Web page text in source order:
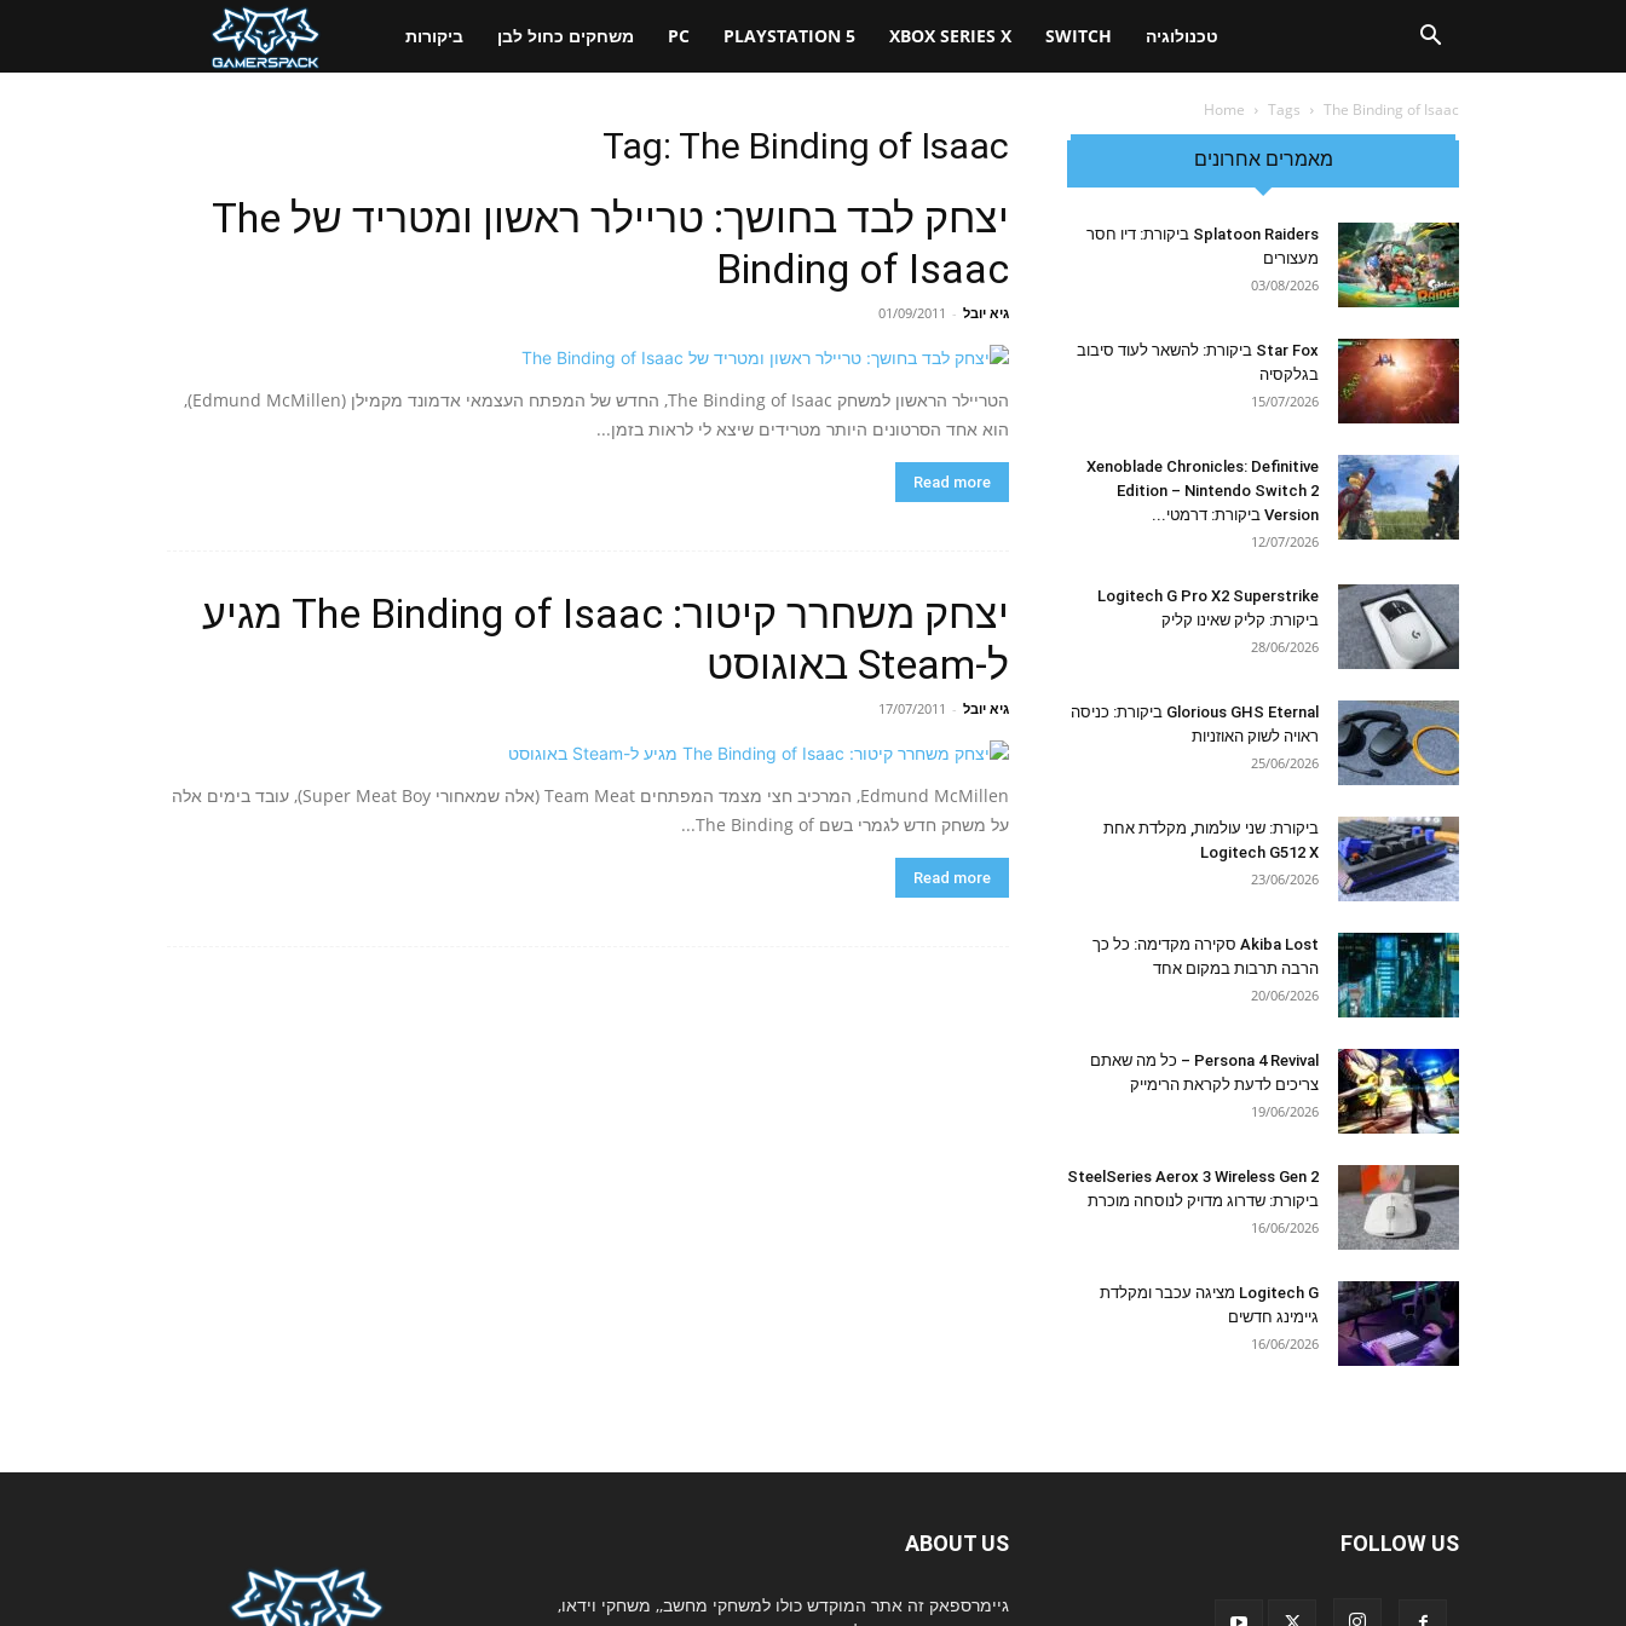
ביקורות משחקים כחול לבן PC PLAYSTATION 5 XBOX SERIES X SWITCH טכנולוגיה
Home Tags The Binding of Isaac
Tag: The Binding of Isaac
יצחק לבד בחושך: טריילר ראשון ומטריד של The
Binding of Isaac
גיא יובל -
01/09/2011
הטריילר הראשון למשחק The Binding of Isaac, החדש של המפתח העצמאי אדמונד מקמילן (Edmund McMillen),
הוא אחד הסרטונים היותר מטרידים שיצא לי לראות בזמן...
Read more
יצחק משחרר קיטור: The Binding of Isaac מגיע
ל-Steam באוגוסט
גיא יובל -
17/07/2011
Edmund McMillen, המרכיב חצי מצמד המפתחים Team Meat (אלה שמאחורי Super Meat Boy), עובד בימים אלה
על משחק חדש לגמרי בשם The Binding of...
Read more
מאמרים אחרונים
Splatoon Raiders ביקורת: דיו חסר
מעצורים
03/08/2026
Star Fox ביקורת: להשאר לעוד סיבוב
בגלקסיה
15/07/2026
Xenoblade Chronicles: Definitive
Edition – Nintendo Switch 2
Version ביקורת: דרמטי...
12/07/2026
Logitech G Pro X2 Superstrike
ביקורת: קליק שאינו קליק
28/06/2026
Glorious GHS Eternal ביקורת: כניסה
ראויה לשוק האוזניות
25/06/2026
ביקורת: שני עולמות, מקלדת אחת
Logitech G512 X
23/06/2026
Akiba Lost סקירה מקדימה: כל כך
הרבה תרבות במקום אחד
20/06/2026
Persona 4 Revival – כל מה שאתם
צריכים לדעת לקראת הרימייק
19/06/2026
SteelSeries Aerox 3 Wireless Gen 2
ביקורת: שדרוג מדויק לנוסחה מוכרת
16/06/2026
Logitech G מציגה עכבר ומקלדת
גיימינג חדשים
16/06/2026
ABOUT US
גיימרספאק זה אתר המוקדש כולו למשחקי מחשב,, משחקי וידאו,
FOLLOW US